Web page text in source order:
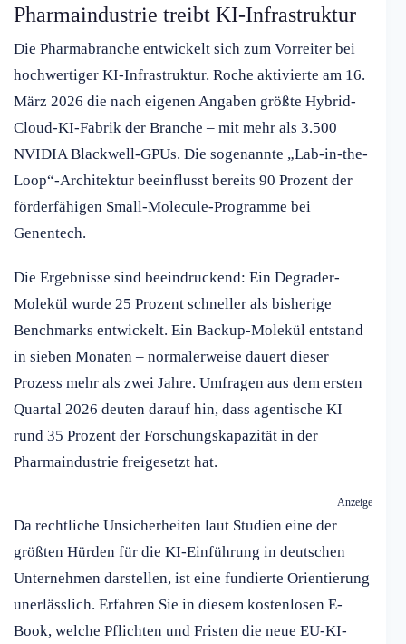
Pharmaindustrie treibt KI-Infrastruktur
Die Pharmabranche entwickelt sich zum Vorreiter bei
hochwertiger KI-Infrastruktur. Roche aktivierte am 16.
März 2026 die nach eigenen Angaben größte Hybrid-
Cloud-KI-Fabrik der Branche – mit mehr als 3.500
NVIDIA Blackwell-GPUs. Die sogenannte „Lab-in-the-
Loop“-Architektur beeinflusst bereits 90 Prozent der
förderfähigen Small-Molecule-Programme bei
Genentech.
Die Ergebnisse sind beeindruckend: Ein Degrader-
Molekül wurde 25 Prozent schneller als bisherige
Benchmarks entwickelt. Ein Backup-Molekül entstand
in sieben Monaten – normalerweise dauert dieser
Prozess mehr als zwei Jahre. Umfragen aus dem ersten
Quartal 2026 deuten darauf hin, dass agentische KI
rund 35 Prozent der Forschungskapazität in der
Pharmaindustrie freigesetzt hat.
Anzeige
Da rechtliche Unsicherheiten laut Studien eine der
größten Hürden für die KI-Einführung in deutschen
Unternehmen darstellen, ist eine fundierte Orientierung
unerlässlich. Erfahren Sie in diesem kostenlosen E-
Book, welche Pflichten und Fristen die neue EU-KI-